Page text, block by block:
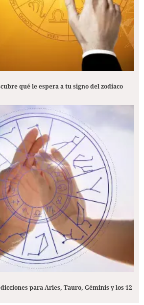
qué le espera a tu signo del zodiaco
para Aries, Tauro, Géminis y los 12